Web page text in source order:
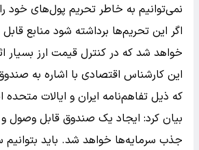
نمی‌توانیم به خاطر تحریم پول‌های خود را
اگر این تحریم‌ها برداشته شود منابع
خواهد شد که در کنترل قیمت ارز بسیار
که ذیل تفاهم‌نامه ایران و ایالات
بیان کرد: ایجاد یک صندوق قابل وصول
جذب سرمایه‌ها خواهد شد. باید بتوانیم